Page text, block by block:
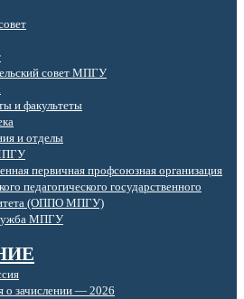
совет МПГУ
и факультеты
и отделы
первичная профсоюзная организация
педагогического государственного
(ОППО МПГУ)
МПГУ
о зачислении — 2026